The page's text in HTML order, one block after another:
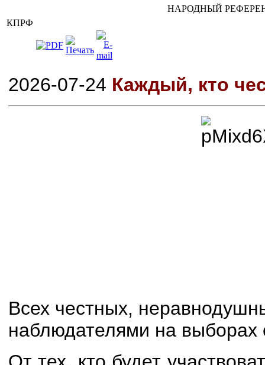
НАРОДНЫЙ
КПРФ
2026-07-24 Каждый, кто
Всех честных,
наблюдателями на